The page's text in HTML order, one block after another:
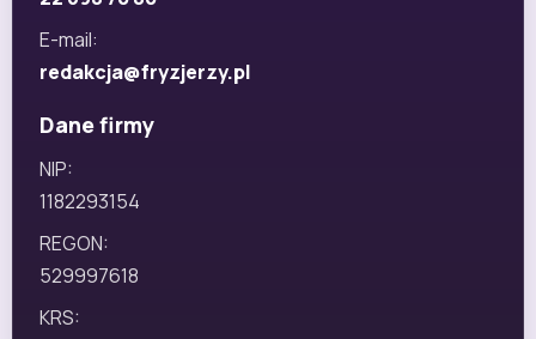
E-mail:
redakcja@fryzjerzy.pl
Dane firmy
NIP:
1182293154
REGON:
529997618
KRS: